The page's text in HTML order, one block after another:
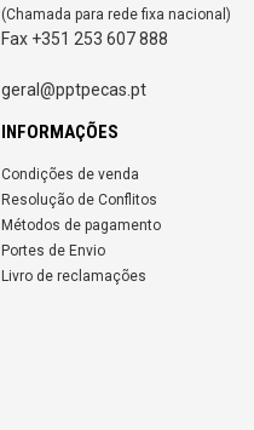
(Chamada para rede fixa nacional)
Fax +351 253 607 888
geral@pptpecas.pt
INFORMAÇÕES
Condições de venda
Resolução de Conflitos
Métodos de pagamento
Portes de Envio
Livro de reclamações